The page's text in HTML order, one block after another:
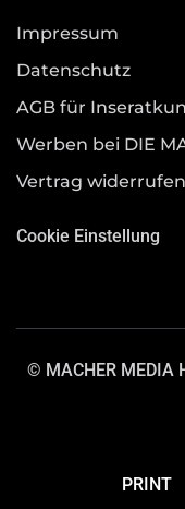
Impressum
Datenschutz
AGB für
Werben bei DIE
Vertrag widerrufen
Cookie Einstellung
© MACHER MEDIA
PRINT